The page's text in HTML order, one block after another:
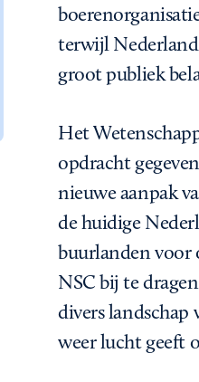
terwijl
groot publiek
Het
opdracht
nieuwe aanpak
de huidige
buurlanden voor
NSC bij te
divers landschap
weer lucht geeft